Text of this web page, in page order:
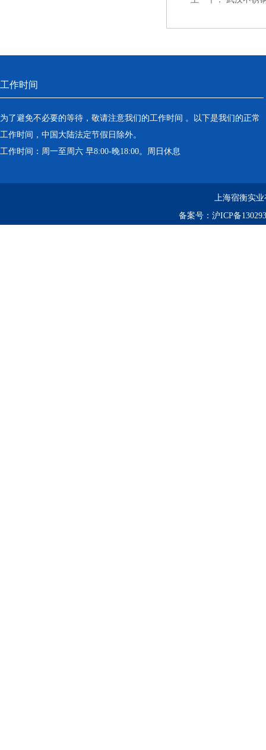
工作时间
为了避免不必要的等待，敬请注意我们的工作时间 。以下是我们的正常
工作时间，中国大陆法定节假日除外。
工作时间：周一至周六 早8:00-晚18:00。周日休息
上海宿衡实
备案号： 沪ICP备